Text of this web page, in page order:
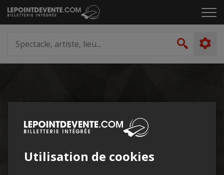
Passer
au
le
artiste,
lieu...
Utilisation de cookies